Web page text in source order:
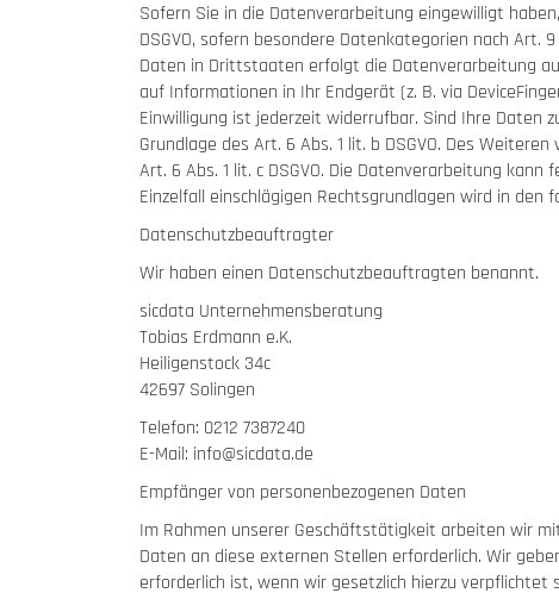
Sofern Sie in die Datenverarbeitung eingewilligt
DSGVO, sofern besondere Datenkategorien nach Art.
Daten in Drittstaaten erfolgt die Datenverarbeitung
auf Informationen in Ihr Endgerät (z. B. via
Einwilligung ist jederzeit widerrufbar. Sind Ihre Daten
Grundlage des Art. 6 Abs. 1 lit. b DSGVO. Des
Art. 6 Abs. 1 lit. c DSGVO. Die Datenverarbeitung
Einzelfall einschlägigen Rechtsgrundlagen wird in
Datenschutzbeauftragter
Wir haben einen Datenschutzbeauftragten benannt.
sicdata Unternehmensberatung
Tobias Erdmann e.K.
Heiligenstock 34c
42697 Solingen
Telefon: 0212 7387240
E-Mail: info@sicdata.de
Empfänger von personenbezogenen Daten
Im Rahmen unserer Geschäftstätigkeit arbeiten wir
Daten an diese externen Stellen erforderlich. Wir
erforderlich ist, wenn wir gesetzlich hierzu